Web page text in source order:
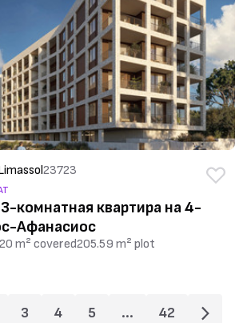
23723
комнатная квартира на 4-
Афанасиос
m² covered205.59 m² plot
3 4 5 ... 42